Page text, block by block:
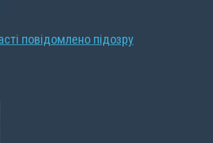
повідомлено підозру